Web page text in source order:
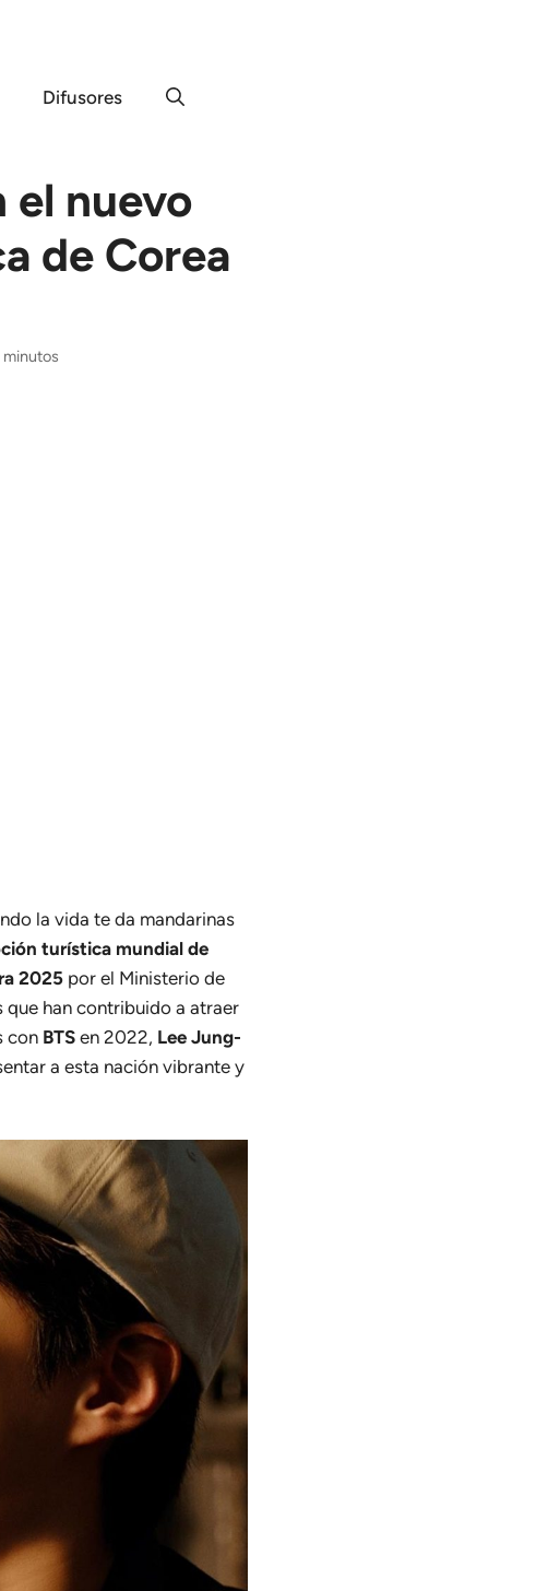
Difusores
el nuevo
de Corea
minutos
la vida te da mandarinas
turística mundial de
2025 por el Ministerio de
que han contribuido a atraer
con BTS en 2022, Lee Jung-
a esta nación vibrante y